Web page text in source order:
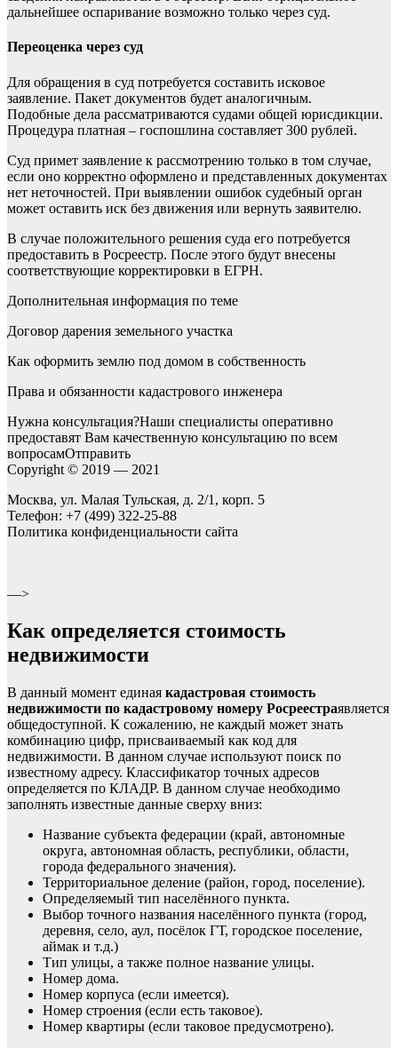
дальнейшее оспаривание возможно только через суд.
Переоценка через суд
Для обращения в суд потребуется составить исковое
заявление. Пакет документов будет аналогичным.
Подобные дела рассматриваются судами общей юрисдикции.
Процедура платная – госпошлина составляет 300 рублей.
Суд примет заявление к рассмотрению только в том случае,
если оно корректно оформлено и представленных документах
нет неточностей. При выявлении ошибок судебный орган
может оставить иск без движения или вернуть заявителю.
В случае положительного решения суда его потребуется
предоставить в Росреестр. После этого будут внесены
соответствующие корректировки в ЕГРН.
Дополнительная информация по теме
Договор дарения земельного участка
Как оформить землю под домом в собственность
Права и обязанности кадастрового инженера
Нужна консультация?Наши специалисты оперативно
предоставят Вам качественную консультацию по всем
вопросамОтправить
Copyright © 2019 — 2021
Москва, ул. Малая Тульская, д. 2/1, корп. 5
Телефон: +7 (499) 322-25-88
Политика конфиденциальности сайта
—>
Как определяется стоимость
недвижимости
В данный момент единая кадастровая стоимость
недвижимости по кадастровому номеру Росреестраявляется
общедоступной. К сожалению, не каждый может знать
комбинацию цифр, присваиваемый как код для
недвижимости. В данном случае используют поиск по
известному адресу. Классификатор точных адресов
определяется по КЛАДР. В данном случае необходимо
заполнять известные данные сверху вниз:
Название субъекта федерации (край, автономные
округа, автономная область, республики, области,
города федерального значения).
Территориальное деление (район, город, поселение).
Определяемый тип населённого пункта.
Выбор точного названия населённого пункта (город,
деревня, село, аул, посёлок ГТ, городское поселение,
аймак и т.д.)
Тип улицы, а также полное название улицы.
Номер дома.
Номер корпуса (если имеется).
Номер строения (если есть таковое).
Номер квартиры (если таковое предусмотрено).